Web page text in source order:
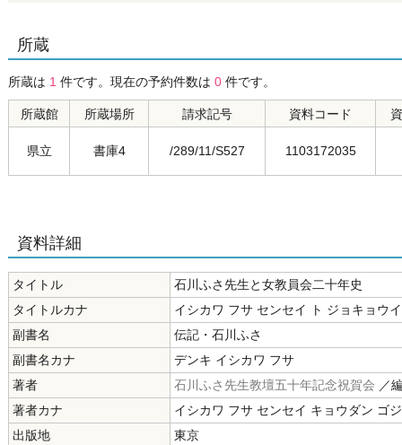
所蔵
所蔵は 1 件です。現在の予約件数は 0 件です。
所蔵館 所蔵場所 請求記号 資料コード
県立 書庫4 /289/11/S527 1103172035
資料詳細
タイトル
石川ふさ先生と女教員会二十年史
タイトルカナ
イシカワ フサ センセイ ト ジョキョウ
副書名
伝記・石川ふさ
副書名カナ
デンキ イシカワ フサ
著者
石川ふさ先生教壇五十年記念祝賀会 ／
著者カナ
イシカワ フサ センセイ キョウダン ゴ
出版地
東京